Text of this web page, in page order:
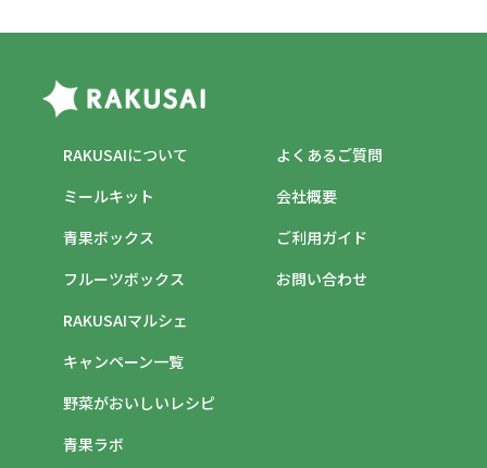
RAKUSAIについて
ミールキット
青果ボックス
フルーツボックス
RAKUSAIマルシェ
キャンペーン一覧
野菜がおいしいレシピ
青果ラボ
よくあるご質問
ご利用ガイド
会社概要
お問い合わせ